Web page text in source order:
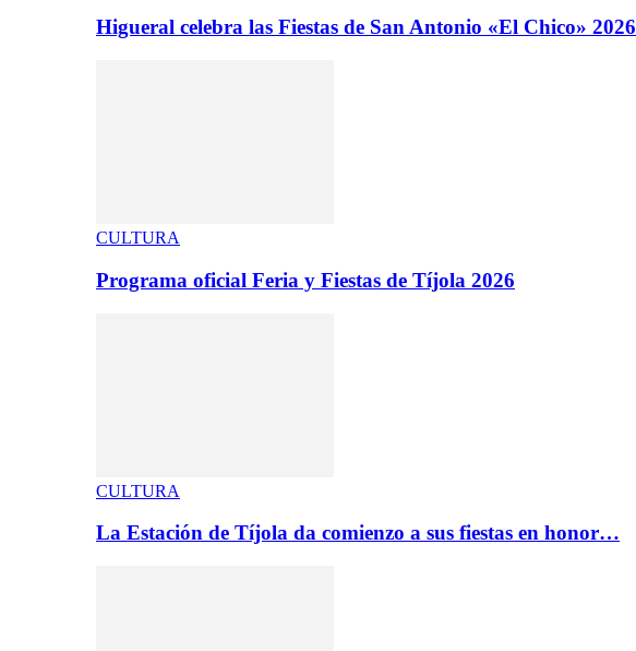
Higueral celebra las Fiestas de San Antonio «El Chico» 2026
CULTURA
Programa oficial Feria y Fiestas de Tíjola 2026
CULTURA
La Estación de Tíjola da comienzo a sus fiestas en honor…